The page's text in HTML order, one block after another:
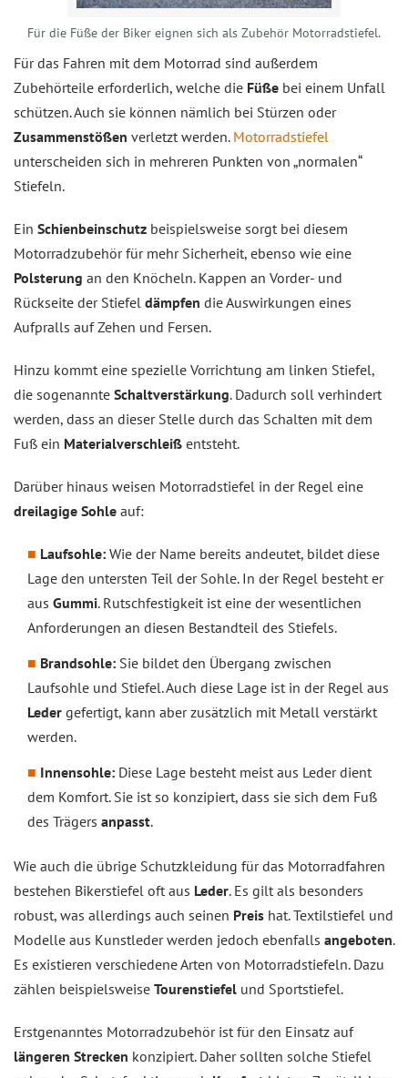
Für die Füße der Biker eignen sich als Zubehör Motorradstiefel.
Für das Fahren mit dem Motorrad sind außerdem
Zubehörteile erforderlich, welche die Füße bei einem Unfall
schützen. Auch sie können nämlich bei Stürzen oder
Zusammenstößen verletzt werden. Motorradstiefel
unterscheiden sich in mehreren Punkten von „normalen“
Stiefeln.
Ein Schienbeinschutz beispielsweise sorgt bei diesem
Motorradzubehör für mehr Sicherheit, ebenso wie eine
Polsterung an den Knöcheln. Kappen an Vorder- und
Rückseite der Stiefel dämpfen die Auswirkungen eines
Aufpralls auf Zehen und Fersen.
Hinzu kommt eine spezielle Vorrichtung am linken Stiefel,
die sogenannte Schaltverstärkung. Dadurch soll verhindert
werden, dass an dieser Stelle durch das Schalten mit dem
Fuß ein Materialverschleiß entsteht.
Darüber hinaus weisen Motorradstiefel in der Regel eine
dreilagige Sohle auf:
Laufsohle: Wie der Name bereits andeutet, bildet diese
Lage den untersten Teil der Sohle. In der Regel besteht er
aus Gummi. Rutschfestigkeit ist eine der wesentlichen
Anforderungen an diesen Bestandteil des Stiefels.
Brandsohle: Sie bildet den Übergang zwischen
Laufsohle und Stiefel. Auch diese Lage ist in der Regel aus
Leder gefertigt, kann aber zusätzlich mit Metall verstärkt
werden.
Innensohle: Diese Lage besteht meist aus Leder dient
dem Komfort. Sie ist so konzipiert, dass sie sich dem Fuß
des Trägers anpasst.
Wie auch die übrige Schutzkleidung für das Motorradfahren
bestehen Bikerstiefel oft aus Leder. Es gilt als besonders
robust, was allerdings auch seinen Preis hat. Textilstiefel und
Modelle aus Kunstleder werden jedoch ebenfalls angeboten.
Es existieren verschiedene Arten von Motorradstiefeln. Dazu
zählen beispielsweise Tourenstiefel und Sportstiefel.
Erstgenanntes Motorradzubehör ist für den Einsatz auf
längeren Strecken konzipiert. Daher sollten solche Stiefel